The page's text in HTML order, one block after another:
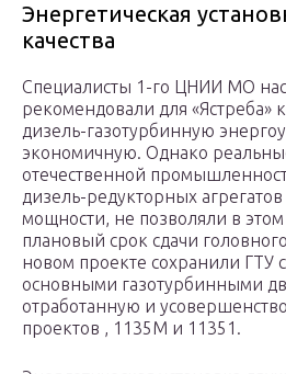
Энергетическая
качества
Специалисты 1-го ЦНИИ МО
рекомендовали для
дизель-газотурбинную
экономичную. Однако
отечественной
дизель-редукторных
мощности, не позволяли в
плановый срок сдачи
новом проекте сохранили
основными газотурбинными
отработанную и
проектов , 1135М и 11351.